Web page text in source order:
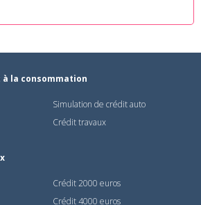
la consommation
Simulation de crédit auto
Crédit travaux
Crédit 2000 euros
Crédit 4000 euros